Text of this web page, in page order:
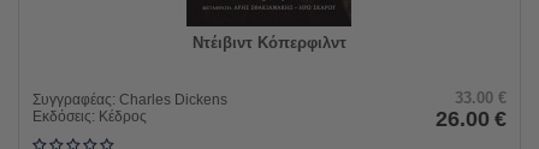
Ντέιβιντ Κόπερφιλντ
Συγγραφέας: Charles Dickens
Εκδόσεις: Κέδρος
33.00 €
26.00 €